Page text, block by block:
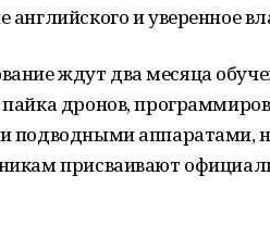
и уверенное
ждут два месяца
дронов,
подводными аппаратами,
присваивают